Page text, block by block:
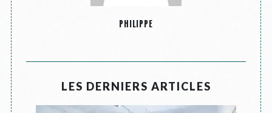
PHILIPPE
LES DERNIERS ARTICLES